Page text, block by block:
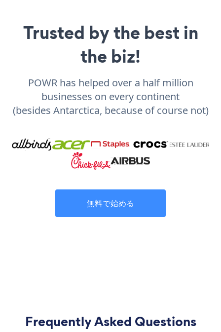
Trusted by the best in
the biz!
POWR has helped over a half million
businesses on every continent
(besides Antarctica, because of course not)
無料で始める
Frequently Asked Questions